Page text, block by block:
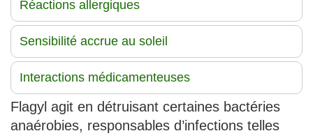
Réactions allergiques
Sensibilité accrue au soleil
Interactions médicamenteuses
Flagyl agit en détruisant certaines bactéries
anaérobies, responsables d’infections telles